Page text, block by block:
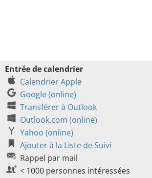
Entrée de calendrier
Calendrier Apple
Google (online)
Transférer à Outlook
Outlook.com (online)
Yahoo (online)
Ajouter à la Liste de Suivi
Rappel par mail
< 1000 personnes intéressées